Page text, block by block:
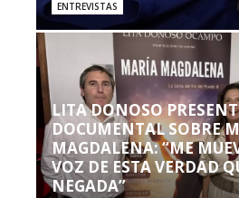
ENTREVISTAS
LITA DONOSO
DOCUMENTAL SOBRE
MAGDALENA: “ME
VOZ DE ESTA VERDAD
NEGADA”